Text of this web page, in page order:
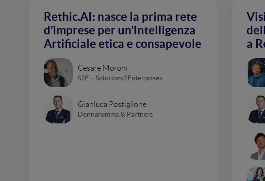
Rethic.AI: nasce la prima rete
d’imprese per un’Intelligenza
Artificiale etica e consapevole
Cesare Moroni
S2E – Solutions2Enterprises
Gianluca Postiglione
Donnarumma & Partners
a